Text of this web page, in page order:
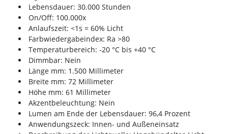
Lebensdauer: 30.000 Stunden
On/Off: 100.000x
Anlaufszeit: <1s = 60% Licht
Farbwiedergabeindex: Ra >80
Temperaturbereich: -20 °C bis +40 °C
Dimmbar: Nein
Länge mm: 1.500 Millimeter
Breite mm: 72 Millimeter
Höhe mm: 61 Millimeter
Akzentbeleuchtung: Nein
Lumen am Ende der Lebensdauer: 96,4 Prozent
Anwendungszeck: Innen- und Außeneinsatz